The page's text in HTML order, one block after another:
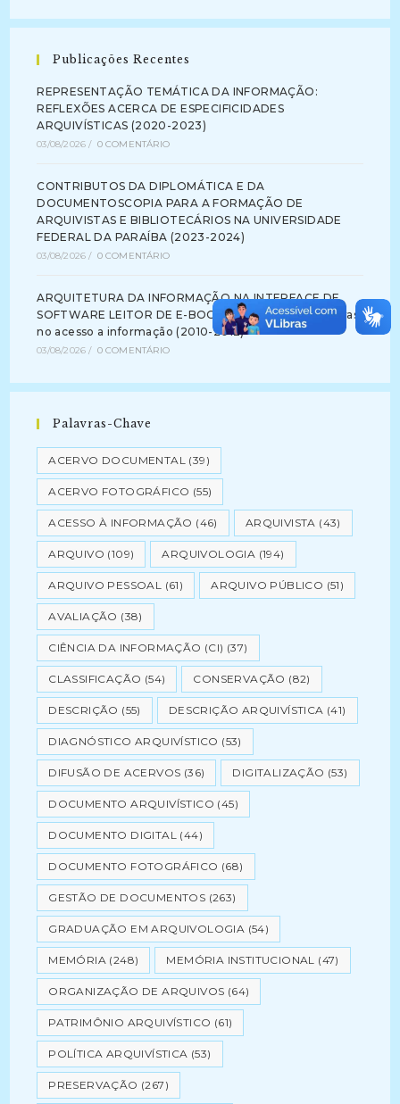
Publicações Recentes
REPRESENTAÇÃO TEMÁTICA DA INFORMAÇÃO:
REFLEXÕES ACERCA DE ESPECIFICIDADES
ARQUIVÍSTICAS (2020-2023)
03/08/2026 / 0 COMENTÁRIO
CONTRIBUTOS DA DIPLOMÁTICA E DA
DOCUMENTOSCOPIA PARA A FORMAÇÃO DE
ARQUIVISTAS E BIBLIOTECÁRIOS NA UNIVERSIDADE
FEDERAL DA PARAÍBA (2023-2024)
03/08/2026 / 0 COMENTÁRIO
ARQUITETURA DA INFORMAÇÃO NA INTERFACE DE
SOFTWARE LEITOR DE E-BOOK: identificando barreiras
no acesso a informação (2010-2012)
03/08/2026 / 0 COMENTÁRIO
Palavras-Chave
ACERVO DOCUMENTAL (39)
ACERVO FOTOGRÁFICO (55)
ACESSO À INFORMAÇÃO (46) ARQUIVISTA (43)
ARQUIVO (109) ARQUIVOLOGIA (194)
ARQUIVO PESSOAL (61) ARQUIVO PÚBLICO (51)
AVALIAÇÃO (38)
CIÊNCIA DA INFORMAÇÃO (CI) (37)
CLASSIFICAÇÃO (54) CONSERVAÇÃO (82)
DESCRIÇÃO (55) DESCRIÇÃO ARQUIVÍSTICA (41)
DIAGNÓSTICO ARQUIVÍSTICO (53)
DIFUSÃO DE ACERVOS (36) DIGITALIZAÇÃO (53)
DOCUMENTO ARQUIVÍSTICO (45)
DOCUMENTO DIGITAL (44)
DOCUMENTO FOTOGRÁFICO (68)
GESTÃO DE DOCUMENTOS (263)
GRADUAÇÃO EM ARQUIVOLOGIA (54)
MEMÓRIA (248) MEMÓRIA INSTITUCIONAL (47)
ORGANIZAÇÃO DE ARQUIVOS (64)
PATRIMÔNIO ARQUIVÍSTICO (61)
POLÍTICA ARQUIVÍSTICA (53)
PRESERVAÇÃO (267)